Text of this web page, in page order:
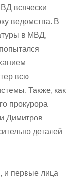
всячески
ведомства. В
в МВД,
всю
Также, как
прокурора
Димитров
деталей
и первые лица